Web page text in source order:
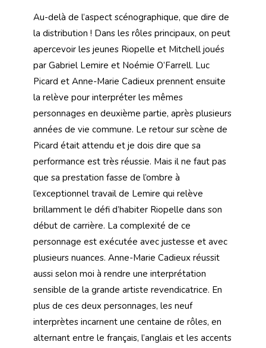
Au-delà de l’aspect scénographique, que dire de
la distribution ! Dans les rôles principaux, on peut
apercevoir les jeunes Riopelle et Mitchell joués
par Gabriel Lemire et Noémie O’Farrell. Luc
Picard et Anne-Marie Cadieux prennent ensuite
la relève pour interpréter les mêmes
personnages en deuxième partie, après plusieurs
années de vie commune. Le retour sur scène de
Picard était attendu et je dois dire que sa
performance est très réussie. Mais il ne faut pas
que sa prestation fasse de l’ombre à
l’exceptionnel travail de Lemire qui relève
brillamment le défi d’habiter Riopelle dans son
début de carrière. La complexité de ce
personnage est exécutée avec justesse et avec
plusieurs nuances. Anne-Marie Cadieux réussit
aussi selon moi à rendre une interprétation
sensible de la grande artiste revendicatrice. En
plus de ces deux personnages, les neuf
interprètes incarnent une centaine de rôles, en
alternant entre le français, l’anglais et les accents